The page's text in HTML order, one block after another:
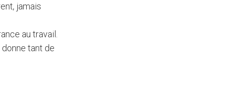
jamais
au travail.
donne tant de